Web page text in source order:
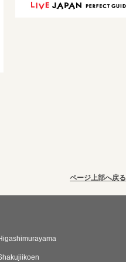
ページ上部へ戻る